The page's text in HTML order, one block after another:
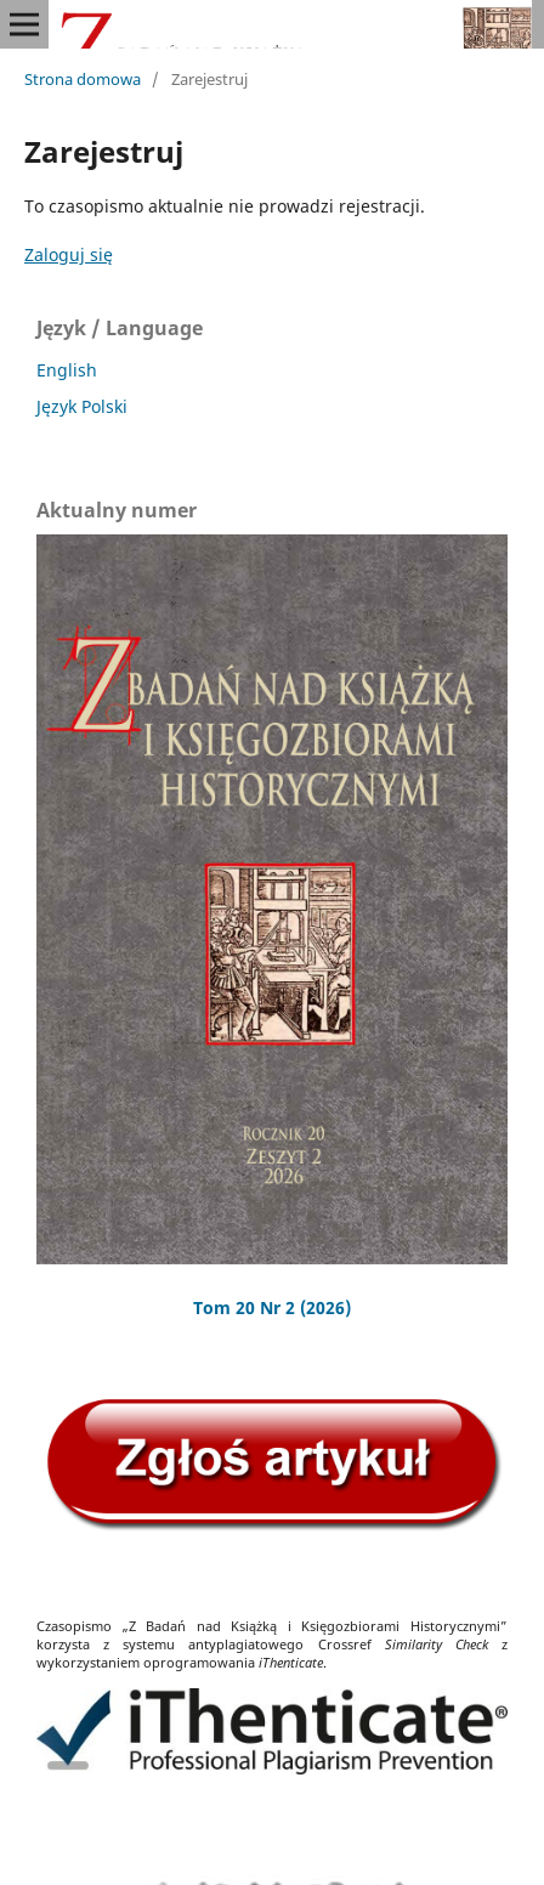
Strona domowa / Zarejestruj
Zarejestruj
To czasopismo aktualnie nie prowadzi rejestracji.
Zaloguj się
Język / Language
English
Język Polski
Aktualny numer
Tom 20 Nr 2 (2026)
Czasopismo „Z Badań nad Książką i Księgozbiorami Historycznymi”
korzysta z systemu antyplagiatowego Crossref Similarity Checkz
wykorzystaniem oprogramowania iThenticate.